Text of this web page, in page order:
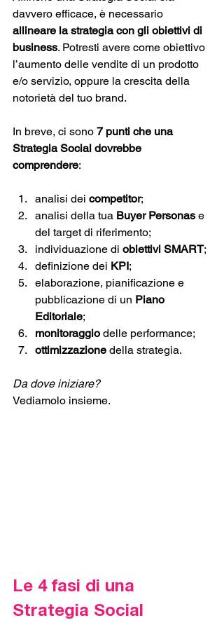
davvero efficace, è necessario
allineare la strategia con gli obiettivi di
business. Potresti avere come obiettivo
l’aumento delle vendite di un prodotto
e/o servizio, oppure la crescita della
notorietà del tuo brand.
In breve, ci sono 7 punti che una
Strategia Social dovrebbe
comprendere:
analisi dei competitor;
analisi della tua Buyer Personas e
del target di riferimento;
individuazione di obiettivi SMART;
definizione dei KPI;
elaborazione, pianificazione e
pubblicazione di un Piano
Editoriale;
monitoraggio delle performance;
ottimizzazione della strategia.
Da dove iniziare?
Vediamolo insieme.
Le 4 fasi di una
Strategia Social